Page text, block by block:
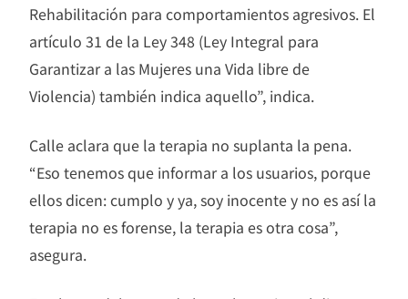
Rehabilitación para comportamientos agresivos. El
artículo 31 de la Ley 348 (Ley Integral para
Garantizar a las Mujeres una Vida libre de
Violencia) también indica aquello”, indica.
Calle aclara que la terapia no suplanta la pena.
“Eso tenemos que informar a los usuarios, porque
ellos dicen: cumplo y ya, soy inocente y no es así la
terapia no es forense, la terapia es otra cosa”,
asegura.